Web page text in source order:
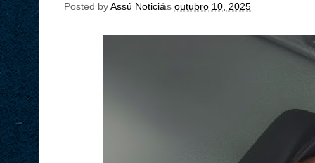
Posted byAssú Noticia
às outubro 10, 2025